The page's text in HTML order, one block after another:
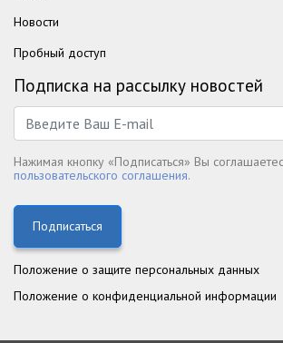
Новости
Пробный доступ
Подписка на рассылку новостей
Нажимая кнопку «Подписаться» Вы
пользовательского соглашения.
Подписаться
Положение о защите персональных данных
Положение о конфиденциальной информации